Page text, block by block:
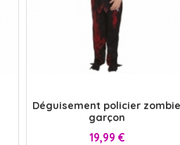
Déguisement policier zombie
garçon
Prix
19,99 €